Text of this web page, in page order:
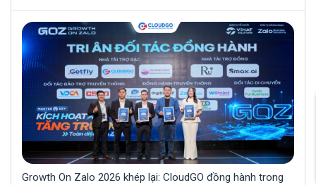
Growth On Zalo 2026 khép lại: CloudGO đồng hành trong